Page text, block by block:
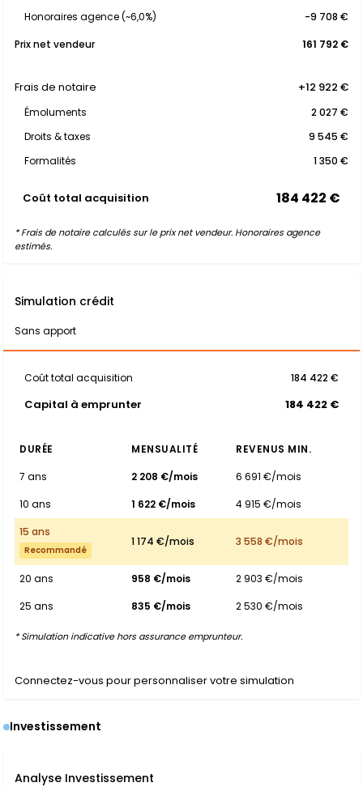
Honoraires agence (~6,0%)
-9 708 €
Prix net vendeur
161 792 €
Frais de notaire +12 922 €
Émoluments
2 027 €
Droits & taxes
9 545 €
Formalités
1 350 €
Coût total acquisition 184 422 €
* Frais de notaire calculés sur le prix net vendeur. Honoraires agence
estimés.
Simulation crédit
Sans apport
Coût total acquisition 184 422 €
Capital à emprunter 184 422 €
DURÉE MENSUALITÉ
REVENUS MIN.
7 ans
2 208 €/mois
6 691 €/mois
10 ans
1 622 €/mois
4 915 €/mois
15 ans
Recommandé
1 174 €/mois 3 558 €/mois
20 ans 958 €/mois
2 903 €/mois
25 ans
835 €/mois 2 530 €/mois
* Simulation indicative hors assurance emprunteur.
Connectez-vous pour personnaliser votre simulation
Investissement
Analyse Investissement